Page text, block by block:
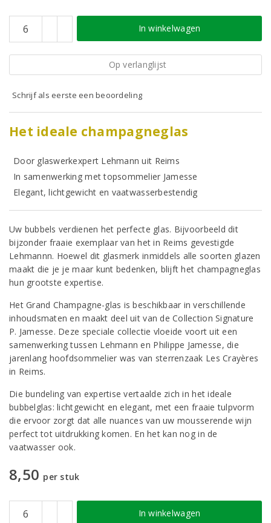
In winkelwagen
Op verlanglijst
Schrijf als eerste een beoordeling
Het ideale champagneglas
Door glaswerkexpert Lehmann uit Reims
In samenwerking met topsommelier Jamesse
Elegant, lichtgewicht en vaatwasserbestendig
Uw bubbels verdienen het perfecte glas. Bijvoorbeeld dit
bijzonder fraaie exemplaar van het in Reims gevestigde
Lehmannn. Hoewel dit glasmerk inmiddels alle soorten glazen
maakt die je je maar kunt bedenken, blijft het champagneglas
hun grootste expertise.
Het Grand Champagne-glas is beschikbaar in verschillende
inhoudsmaten en maakt deel uit van de Collection Signature
P. Jamesse. Deze speciale collectie vloeide voort uit een
samenwerking tussen Lehmann en Philippe Jamesse, die
jarenlang hoofdsommelier was van sterrenzaak Les Crayères
in Reims.
Die bundeling van expertise vertaalde zich in het ideale
bubbelglas: lichtgewicht en elegant, met een fraaie tulpvorm
die ervoor zorgt dat alle nuances van uw mousserende wijn
perfect tot uitdrukking komen. En het kan nog in de
vaatwasser ook.
8,50 per stuk
In winkelwagen